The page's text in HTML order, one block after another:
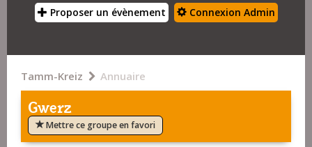
Proposer un évènement Connexion Admin
Tamm-Kreiz Annuaire
Gwerz
Mettre ce groupe en favori